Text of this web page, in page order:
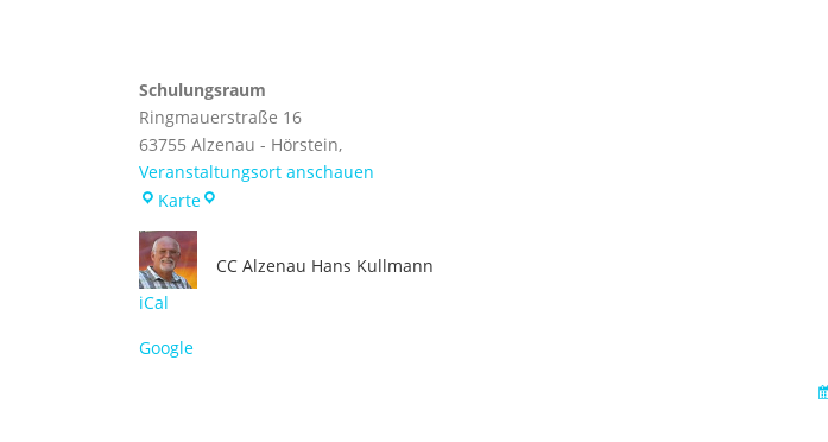
Schulungsraum
Ringmauerstraße 16
63755 Alzenau - Hörstein,
Veranstaltungsort anschauen
KarteSchulungsraum
CC Alzenau Hans Kullmann
iCal
Google